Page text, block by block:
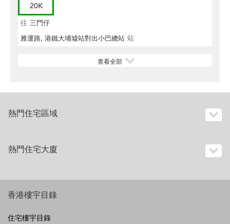
20K
往 三門仔
雅運路, 港鐵大埔墟站對出小巴總站 站
查看全部
熱門住宅區域
熱門住宅大廈
香港樓宇目錄
住宅樓宇目錄